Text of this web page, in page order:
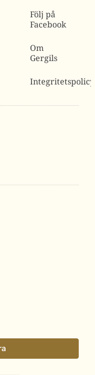
Följ på
Facebook
Om
Gergils
Integritetspolicy